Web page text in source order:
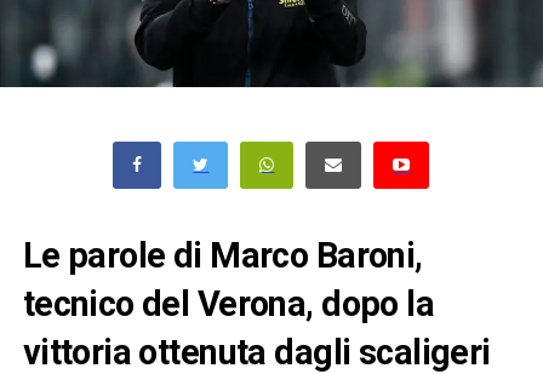
Le parole di Marco Baroni,
tecnico del Verona, dopo la
vittoria ottenuta dagli scaligeri